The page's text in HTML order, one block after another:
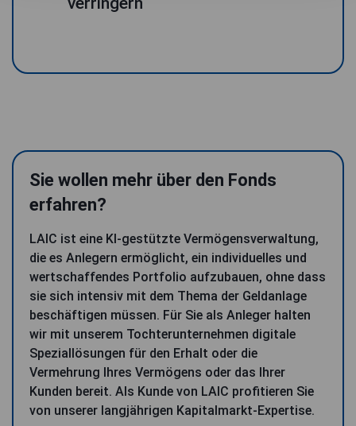
Sie wollen mehr über den Fonds
erfahren?
LAIC ist eine KI-gestützte Vermögensverwaltung,
die es Anlegern ermöglicht, ein individuelles und
wertschaffendes Portfolio aufzubauen, ohne dass
sie sich intensiv mit dem Thema der Geldanlage
beschäftigen müssen. Für Sie als Anleger halten
wir mit unserem Tochterunternehmen digitale
Speziallösungen für den Erhalt oder die
Vermehrung Ihres Vermögens oder das Ihrer
Kunden bereit. Als Kunde von LAIC profitieren Sie
von unserer langjährigen Kapitalmarkt-Expertise.